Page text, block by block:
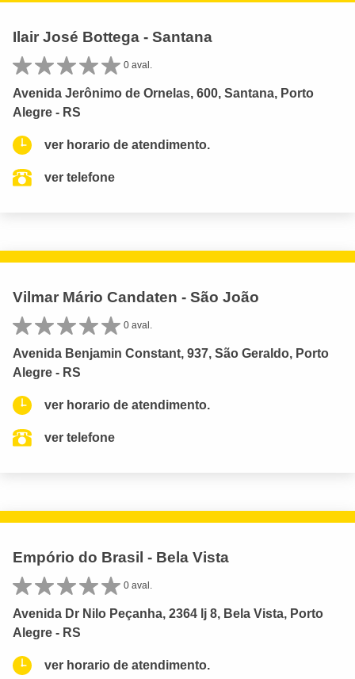
Ilair José Bottega - Santana
0 aval.
Avenida Jerônimo de Ornelas, 600, Santana, Porto
Alegre - RS
ver horario de atendimento.
ver telefone
Vilmar Mário Candaten - São João
0 aval.
Avenida Benjamin Constant, 937, São Geraldo, Porto
Alegre - RS
ver horario de atendimento.
ver telefone
Empório do Brasil - Bela Vista
0 aval.
Avenida Dr Nilo Peçanha, 2364 lj 8, Bela Vista, Porto
Alegre - RS
ver horario de atendimento.